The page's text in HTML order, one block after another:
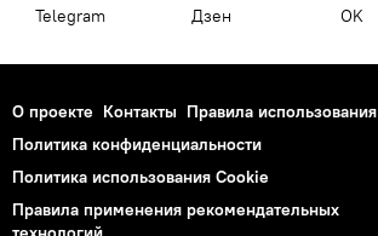
Telegram Дзен OK
О проекте Контакты Правила использования
Политика конфиденциальности
Политика использования Cookie
Правила применения рекомендательных